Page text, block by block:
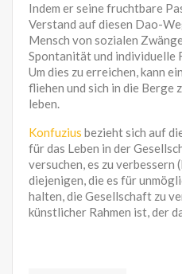
Indem er seine fruchtbare
Verstand auf diesen Dao-
Mensch von sozialen
Spontanität und individuelle
Um dies zu erreichen, kann
fliehen und sich in die Berge
leben.
Konfuzius bezieht sich auf
für das Leben in der
versuchen, es zu verbessern
diejenigen, die es für
halten, die Gesellschaft zu
künstlicher Rahmen ist, der